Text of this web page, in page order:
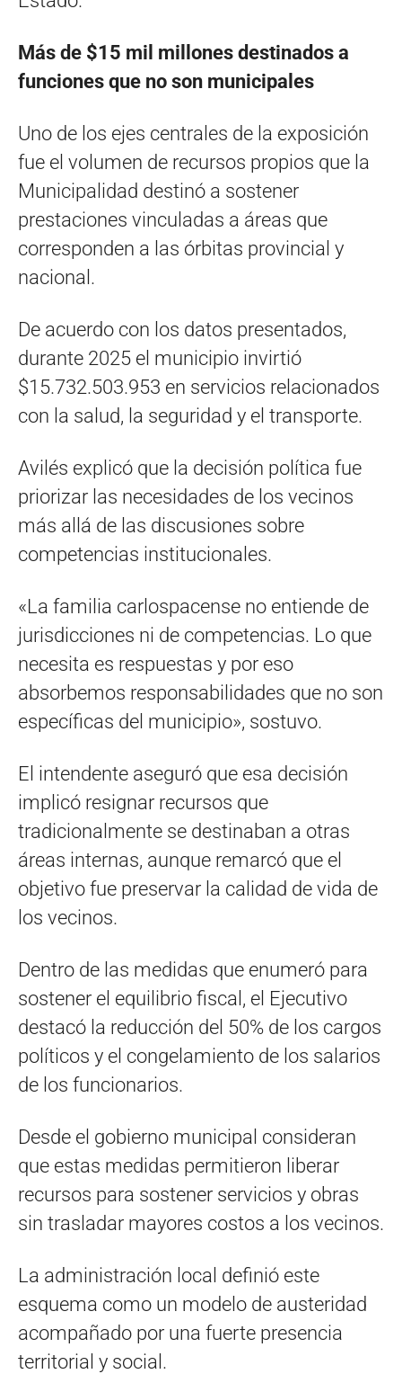
Más de $15 mil millones destinados a
funciones que no son municipales
Uno de los ejes centrales de la exposición
fue el volumen de recursos propios que la
Municipalidad destinó a sostener
prestaciones vinculadas a áreas que
corresponden a las órbitas provincial y
nacional.
De acuerdo con los datos presentados,
durante 2025 el municipio invirtió
$15.732.503.953 en servicios relacionados
con la salud, la seguridad y el transporte.
Avilés explicó que la decisión política fue
priorizar las necesidades de los vecinos
más allá de las discusiones sobre
competencias institucionales.
«La familia carlospacense no entiende de
jurisdicciones ni de competencias. Lo que
necesita es respuestas y por eso
absorbemos responsabilidades que no son
específicas del municipio», sostuvo.
El intendente aseguró que esa decisión
implicó resignar recursos que
tradicionalmente se destinaban a otras
áreas internas, aunque remarcó que el
objetivo fue preservar la calidad de vida de
los vecinos.
Dentro de las medidas que enumeró para
sostener el equilibrio fiscal, el Ejecutivo
destacó la reducción del 50% de los cargos
políticos y el congelamiento de los salarios
de los funcionarios.
Desde el gobierno municipal consideran
que estas medidas permitieron liberar
recursos para sostener servicios y obras
sin trasladar mayores costos a los vecinos.
La administración local definió este
esquema como un modelo de austeridad
acompañado por una fuerte presencia
territorial y social.